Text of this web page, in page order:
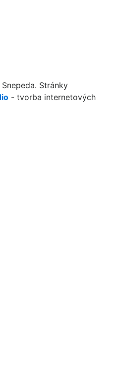
Stránky
- tvorba internetových